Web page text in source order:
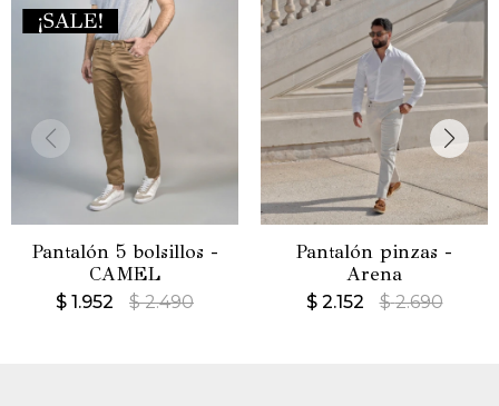
Pantalón 5 bolsillos -
CAMEL
$ 1.952 $ 2.490
Pantalón pinzas -
Arena
$ 2.152 $ 2.690